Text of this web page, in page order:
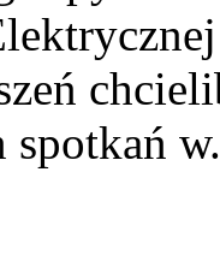
spotkań